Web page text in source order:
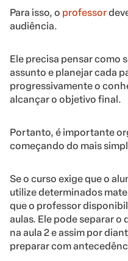
Para isso, o professor
audiência.
Ele precisa pensar como
assunto e planejar cada
progressivamente o
alcançar o objetivo final.
Portanto, é importante
começando do mais
Se o curso exige que o
utilize determinados
que o professor
aulas. Ele pode separar o
na aula 2 e assim por
preparar com